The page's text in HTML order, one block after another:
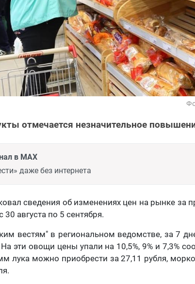
отмечается незначительное
в MAX
даже без интернета
сведения об изменениях цен на рынке
августа по 5 сентября.
вестям" в региональном ведомстве, за 7
эти овощи цены упали на 10,5%, 9% и 7,3%
лука можно приобрести за 27,11 рубля,